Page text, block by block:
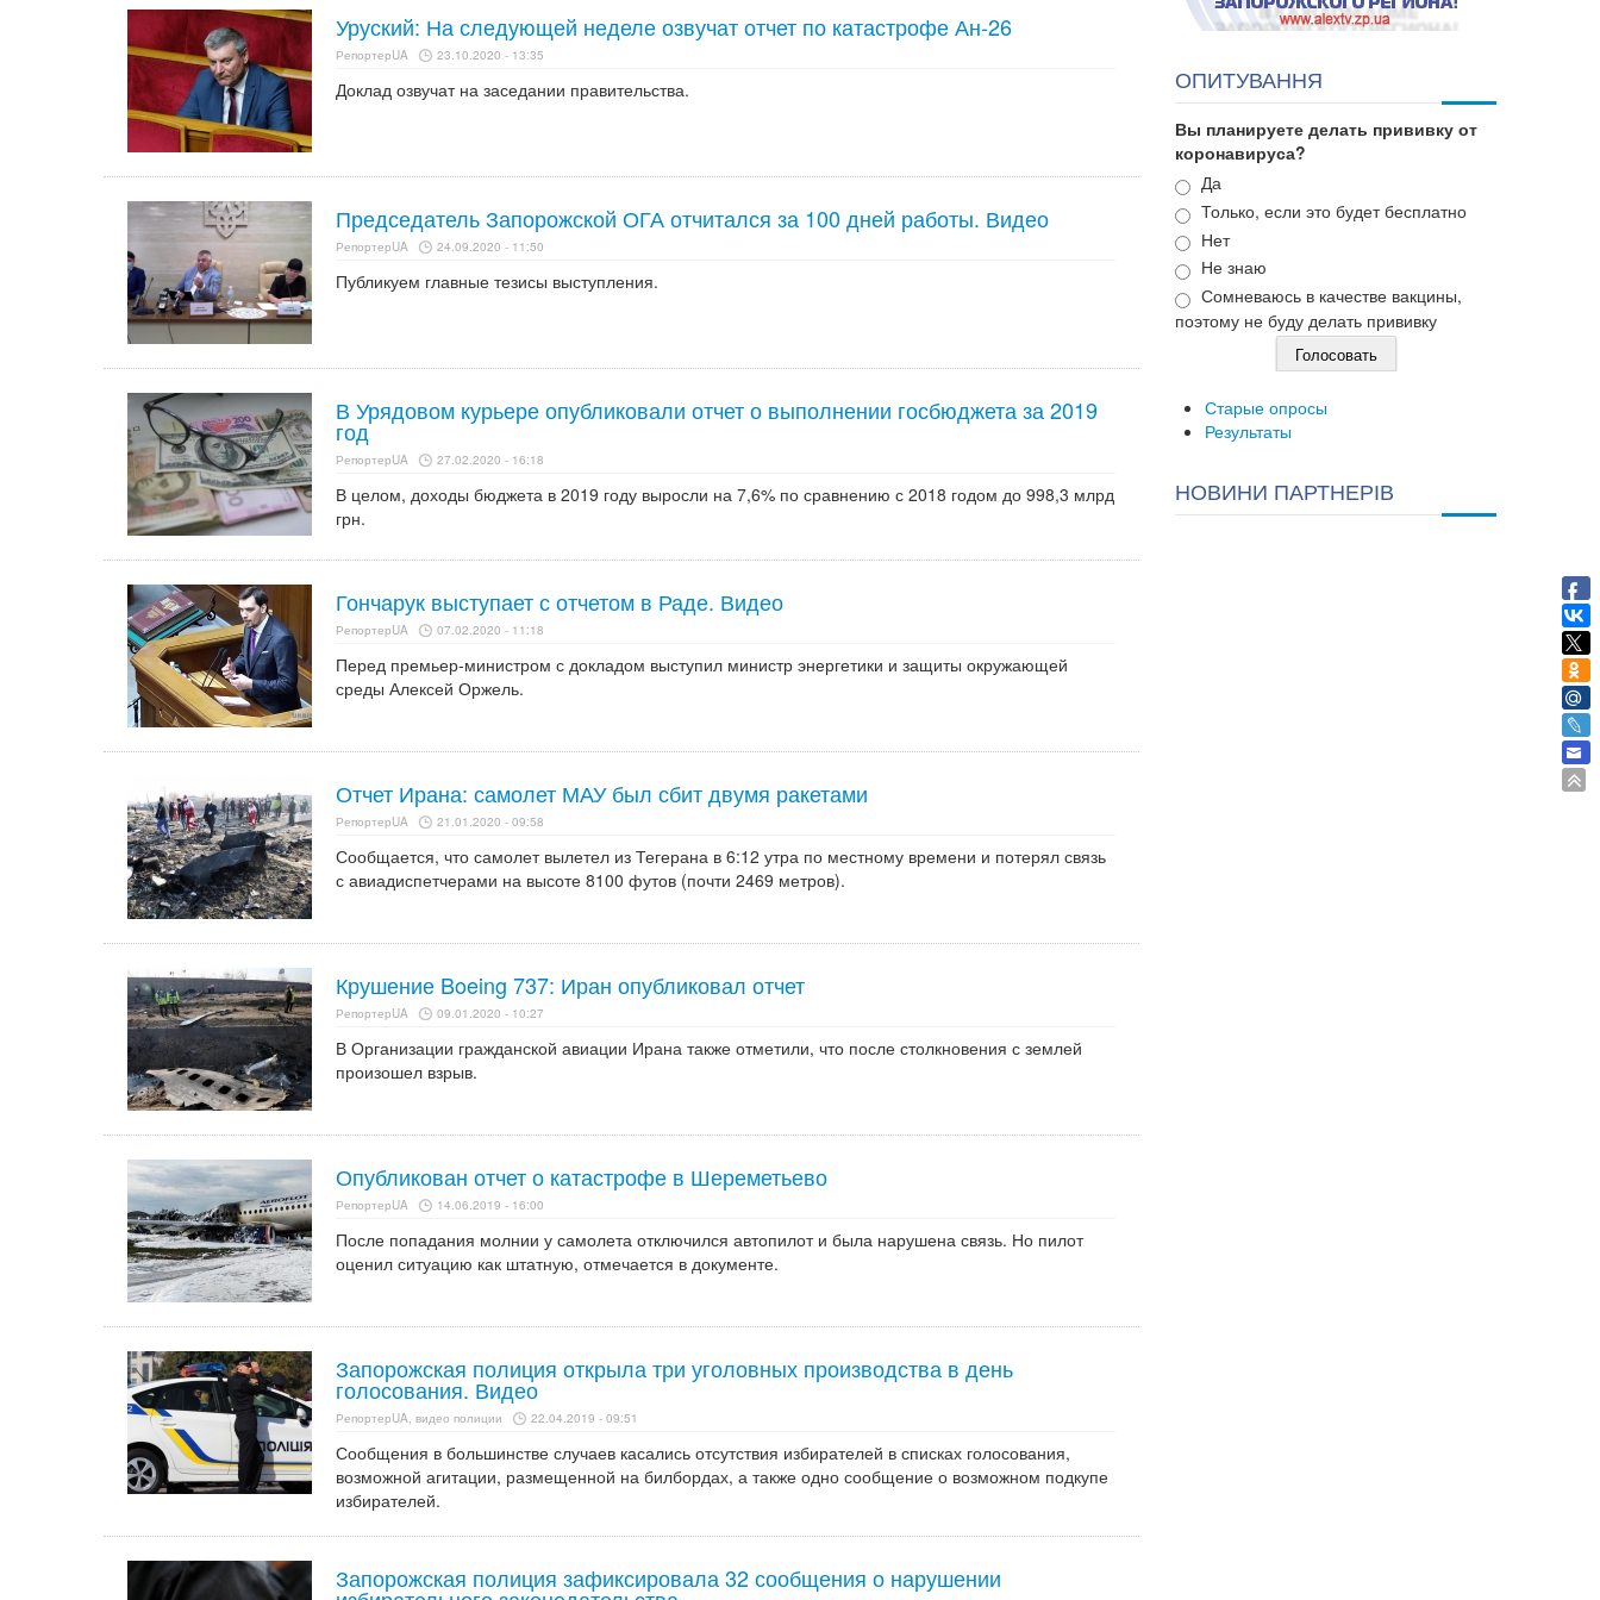
Уруский: На следующей неделе озвучат отчет по катастрофе Ан-26
РепортерUA 23.10.2020 - 13:35
Доклад озвучат на заседании правительства.
Председатель Запорожской ОГА отчитался за 100 дней работы. Видео
РепортерUA 24.09.2020 - 11:50
Публикуем главные тезисы выступления.
В Урядовом курьере опубликовали отчет о выполнении госбюджета за 2019
год
РепортерUA 27.02.2020 - 16:18
В целом, доходы бюджета в 2019 году выросли на 7,6% по сравнению с 2018 годом до 998,3 млрд
грн.
Гончарук выступает с отчетом в Раде. Видео
РепортерUA 07.02.2020 - 11:18
Перед премьер-министром с докладом выступил министр энергетики и защиты окружающей
среды Алексей Оржель.
Отчет Ирана: самолет МАУ был сбит двумя ракетами
РепортерUA 21.01.2020 - 09:58
Сообщается, что самолет вылетел из Тегерана в 6:12 утра по местному времени и потерял связь
с авиадиспетчерами на высоте 8100 футов (почти 2469 метров).
Крушение Boeing 737: Иран опубликовал отчет
РепортерUA 09.01.2020 - 10:27
В Организации гражданской авиации Ирана также отметили, что после столкновения с землей
произошел взрыв.
Опубликован отчет о катастрофе в Шереметьево
РепортерUA 14.06.2019 - 16:00
После попадания молнии у самолета отключился автопилот и была нарушена связь. Но пилот
оценил ситуацию как штатную, отмечается в документе.
Запорожская полиция открыла три уголовных производства в день
голосования. Видео
РепортерUA, видео полиции 22.04.2019 - 09:51
Сообщения в большинстве случаев касались отсутствия избирателей в списках голосования,
возможной агитации, размещенной на билбордах, а также одно сообщение о возможном подкупе
избирателей.
Запорожская полиция зафиксировала 32 сообщения о нарушении
ОПИТУВАННЯ
Вы планируете делать прививку от
коронавируса?
Варианты
Да
Только, если это будет бесплатно
Нет
Не знаю
Сомневаюсь в качестве вакцины,
поэтому не буду делать прививку
Старые опросы
Результаты
НОВИНИ ПАРТНЕРІВ